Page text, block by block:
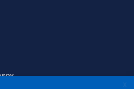
X